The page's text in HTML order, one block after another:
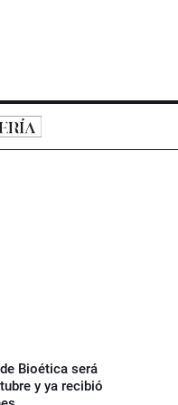
Bioética será
y ya recibió